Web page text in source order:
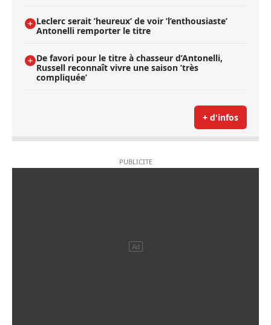
Leclerc serait ’heureux’ de voir ’l’enthousiaste’
Antonelli remporter le titre
De favori pour le titre à chasseur d’Antonelli,
Russell reconnaît vivre une saison ’très
compliquée’
+ d'infos